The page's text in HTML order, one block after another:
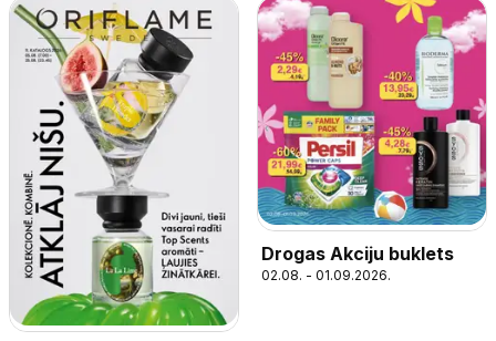
Drogas Akciju buklets
02.08. - 01.09.2026.